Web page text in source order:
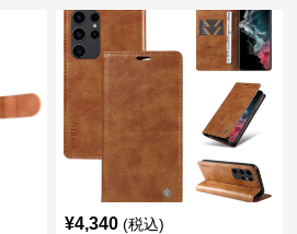
¥4,340 (税込)